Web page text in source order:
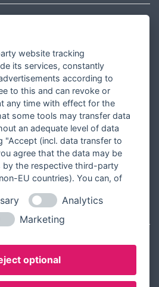
website tracking
its services, constantly
according to
to this and can revoke or
any time with effect for the
some tools may transfer data
an adequate level of data
"Accept (incl. data transfer to
agree that the data may be
by the respective third-party
EU countries). You can, of
Analytics
Marketing
optional